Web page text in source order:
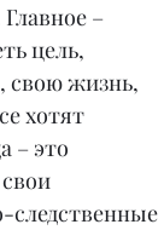
–
цель,
свою жизнь,
хотят
– это
следственные